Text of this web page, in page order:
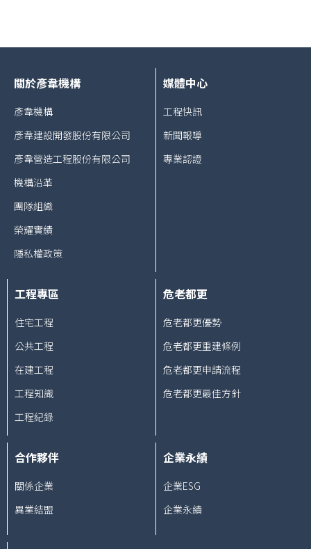
關於彥韋機構
彥韋機構
彥韋建設開發股份有限公司
彥韋營造工程股份有限公司
機構沿革
團隊組織
榮耀實績
隱私權政策
媒體中心
工程快訊
新聞報導
專業認證
工程專區
住宅工程
公共工程
在建工程
工程知識
工程紀錄
危老都更
危老都更優勢
危老都更重建條例
危老都更申請流程
危老都更最佳方針
合作夥伴
關係企業
異業結盟
企業永績
企業ESG
企業永績